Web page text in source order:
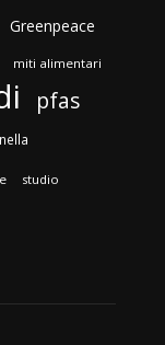
Greenpeace
miti alimentari
pfas
studio